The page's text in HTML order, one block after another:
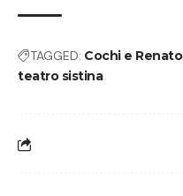
TAGGED: Cochi e Renato
teatro sistina